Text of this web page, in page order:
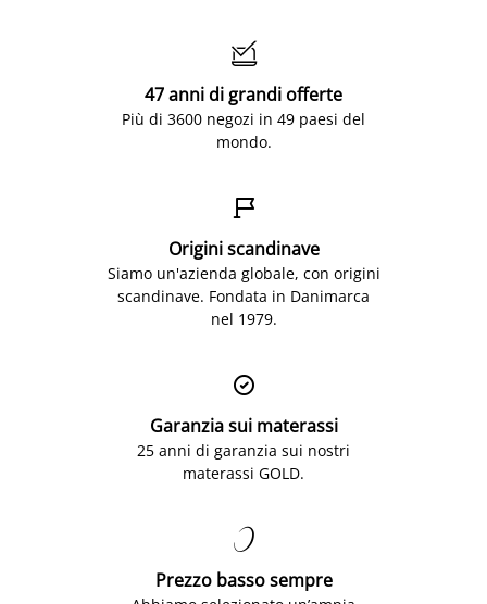

47 anni di grandi offerte
Più di 3600 negozi in 49 paesi del
mondo.

Origini scandinave
Siamo un'azienda globale, con origini
scandinave. Fondata in Danimarca
nel 1979.

Garanzia sui materassi
25 anni di garanzia sui nostri
materassi GOLD.

Prezzo basso sempre